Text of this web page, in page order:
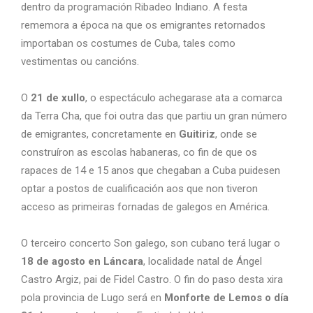
dentro da programación Ribadeo Indiano. A festa
rememora a época na que os emigrantes retornados
importaban os costumes de Cuba, tales como
vestimentas ou cancións.
O 21 de xullo, o espectáculo achegarase ata a comarca
da Terra Cha, que foi outra das que partiu un gran número
de emigrantes, concretamente en Guitiriz, onde se
construíron as escolas habaneras, co fin de que os
rapaces de 14 e 15 anos que chegaban a Cuba puidesen
optar a postos de cualificación aos que non tiveron
acceso as primeiras fornadas de galegos en América.
O terceiro concerto Son galego, son cubano terá lugar o
18 de agosto en Láncara, localidade natal de Ángel
Castro Argiz, pai de Fidel Castro. O fin do paso desta xira
pola provincia de Lugo será en Monforte de Lemos o día